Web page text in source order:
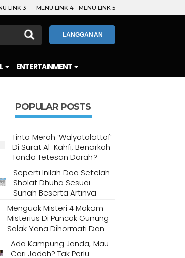
LINK 3 MENU LINK 4 MENU LINK 5
LANGGANAN
ENTERTAINMENT
POPULAR POSTS
Tinta Merah ‘Walyatalattof’
Di Surat Al-Kahfi, Benarkah
Tanda Tetesan Darah?
Seperti Inilah Doa Setelah
Sholat Dhuha Sesuai
Sunah Beserta Artinya
Menguak Misteri 4 Makam
Misterius Di Puncak Gunung
Salak Yang Dihormati Dan
Dianggap Tempat Suci Oleh
Masyarakat Setempat
Ada Kampung Janda, Mau
Cari Jodoh? Tak Perlu